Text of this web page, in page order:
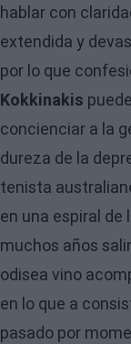
hablar con
extendida y
por lo que
Kokkinakis
concienciar a la
dureza de la
tenista
en una espiral de
muchos años
odisea vino
en lo que a
pasado por